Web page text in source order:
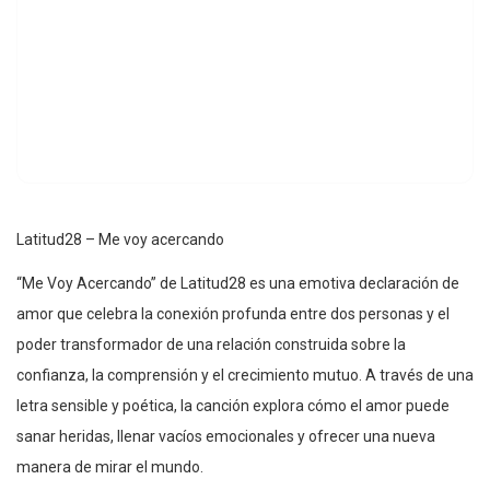
Latitud28 – Me voy acercando
“Me Voy Acercando” de Latitud28 es una emotiva declaración de
amor que celebra la conexión profunda entre dos personas y el
poder transformador de una relación construida sobre la
confianza, la comprensión y el crecimiento mutuo. A través de una
letra sensible y poética, la canción explora cómo el amor puede
sanar heridas, llenar vacíos emocionales y ofrecer una nueva
manera de mirar el mundo.